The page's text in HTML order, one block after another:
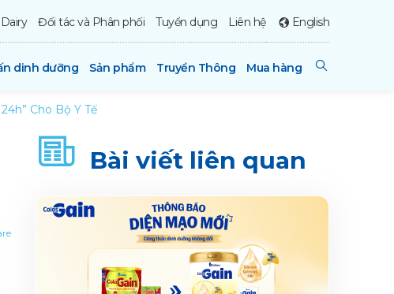
Đối tác và Phân phối Tuyển dụng Liên hệ English
dinh dưỡng Sản phẩm Truyền Thông Mua hàng
Cho Bộ Y Tế
Bài viết liên quan